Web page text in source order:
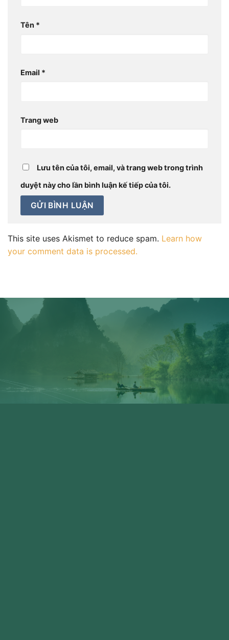
Tên *
Email *
Trang web
Lưu tên của tôi, email, và trang web trong trình
duyệt này cho lần bình luận kế tiếp của tôi.
This site uses Akismet to reduce spam. Learn how
your comment data is processed.